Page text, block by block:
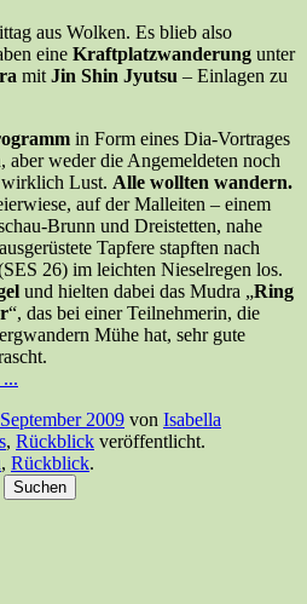
aus Wolken. Es blieb also
eine Kraftplatzwanderung unter
mit Jin Shin Jyutsu – Einlagen zu
in Form eines Dia-Vortrages
weder die Angemeldeten noch
Lust. Alle wollten wandern.
auf der Malleiten – einem
Brunn und Dreistetten, nahe
Tapfere stapften nach
26) im leichten Nieselregen los.
und hielten dabei das Mudra „Ring
“, das bei einer Teilnehmerin, die
Mühe hat, sehr gute
2009 von Isabella
, Rückblick veröffentlicht.
, Rückblick.